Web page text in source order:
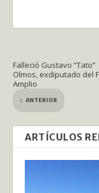
Falleció Gustavo “Tato”
Olmos, exdiputado del
Amplio
ANTERIOR
ARTÍCULOS